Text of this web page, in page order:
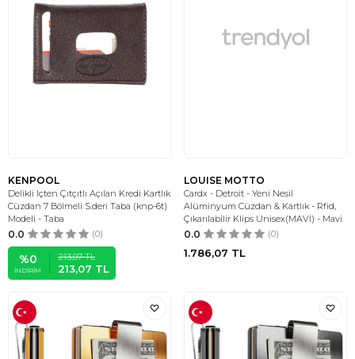
KENPOOL
Delikli Içten Çıtçıtlı Açılan Kredi Kartlık
Cüzdan 7 Bölmeli S.deri Taba (knp-6t)
Modeli - Taba
0.0 (0)
%0
İNDIRIM
213,07TL
213,07 TL
LOUISE MOTTO
Cardx - Detroit - Yeni Nesil
Alüminyum Cüzdan & Kartlık - Rfid,
Çıkarılabilir Klips Unisex(MAVİ) - Mavi
0.0 (0)
1.786,07 TL